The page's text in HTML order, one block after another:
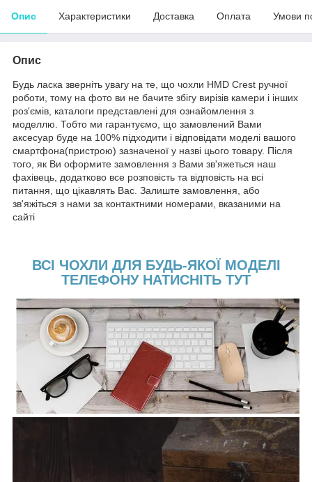
Опис Характеристики Доставка Оплата Умови
Опис
Будь ласка зверніть увагу на те, що чохли HMD Crest ручної
роботи, тому на фото ви не бачите збігу вирізів камери і інших
роз'ємів, каталоги представлені для ознайомлення з
моделлю. Тобто ми гарантуємо, що замовлений Вами
аксесуар буде на 100% підходити і відповідати моделі вашого
смартфона(пристрою) зазначеної у назві цього товару. Після
того, як Ви оформите замовлення з Вами зв'яжеться наш
фахівець, додатково все розповість та відповість на всі
питання, що цікавлять Вас. Залиште замовлення, або
зв'яжіться з нами за контактними номерами, вказаними на
сайті
ВСІ ЧОХЛИ ДЛЯ БУДЬ-ЯКОЇ МОДЕЛІ
ТЕЛЕФОНУ НАТИСНІТЬ ТУТ